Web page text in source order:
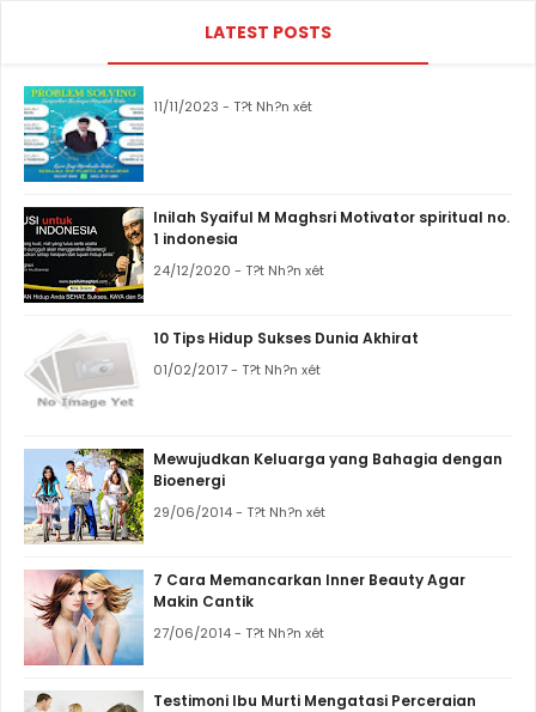
LATEST POSTS
11/11/2023 - T?t Nh?n xét
Inilah Syaiful M Maghsri Motivator spiritual no.
1 indonesia
24/12/2020 - T?t Nh?n xét
10 Tips Hidup Sukses Dunia Akhirat
01/02/2017 - T?t Nh?n xét
Mewujudkan Keluarga yang Bahagia dengan
Bioenergi
29/06/2014 - T?t Nh?n xét
7 Cara Memancarkan Inner Beauty Agar
Makin Cantik
27/06/2014 - T?t Nh?n xét
Testimoni Ibu Murti Mengatasi Perceraian